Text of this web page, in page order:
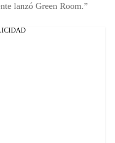
lanzó Green Room.